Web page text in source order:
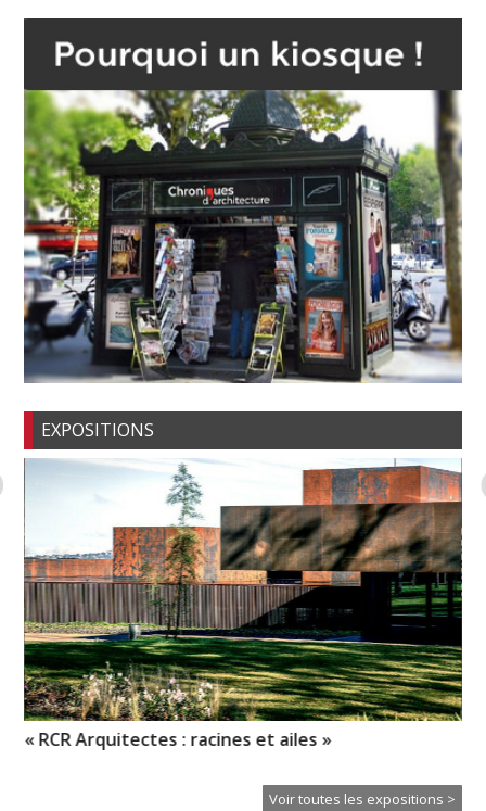
EXPOSITIONS
« RCR Arquitectes : racines et ailes »
Voir toutes les expositions >